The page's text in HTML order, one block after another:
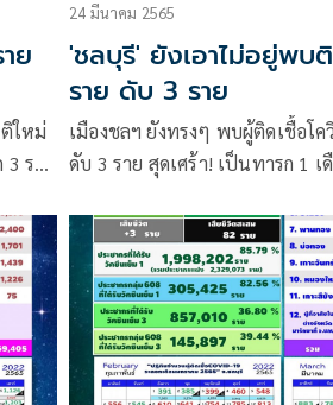
ย
ใหม่
ราย
24 มีนาคม 2565
'ชลบุรี' ยังเอาไม่อยู่พบติ
ราย ดับ 3 ราย
เมืองชลฯ ยังทรงๆ พบผู้ติดเชื้อโค
ดับ 3 ราย สุดเศร้า! เป็นทารก 1